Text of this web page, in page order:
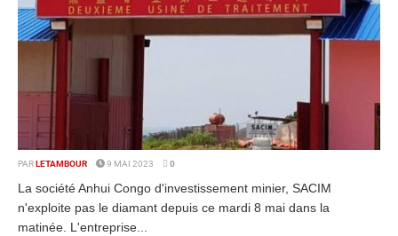
PAR LETAMBOUR 9 MAI 2023 0
La société Anhui Congo d'investissement minier, SACIM
n'exploite pas le diamant depuis ce mardi 8 mai dans la
matinée. L'entreprise...